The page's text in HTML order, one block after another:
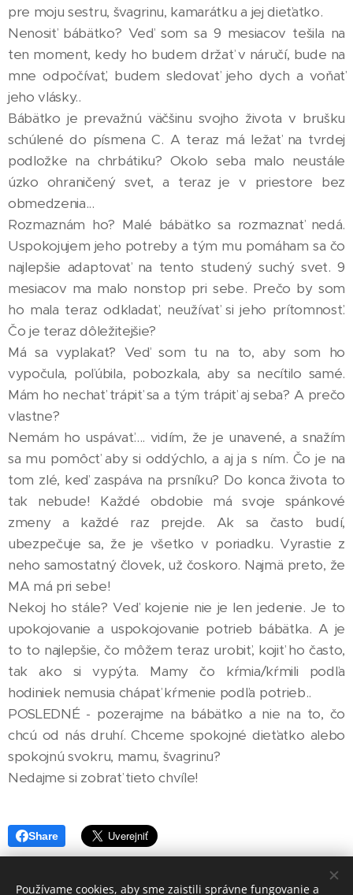
pre moju sestru, švagrinu, kamarátku a jej dieťatko.
Nenosiť bábätko? Veď som sa 9 mesiacov tešila na
ten moment, kedy ho budem držať v náručí, bude na
mne odpočívať, budem sledovať jeho dych a voňať
jeho vlásky..
Bábätko je prevažnú väčšinu svojho života v brušku
schúlené do písmena C. A teraz má ležať na tvrdej
podložke na chrbátiku? Okolo seba malo neustále
úzko ohraničený svet, a teraz je v priestore bez
obmedzenia...
Rozmaznám ho? Malé bábätko sa rozmaznať nedá.
Uspokojujem jeho potreby a tým mu pomáham sa čo
najlepšie adaptovať na tento studený suchý svet. 9
mesiacov ma malo nonstop pri sebe. Prečo by som
ho mala teraz odkladať, neužívať si jeho prítomnosť.
Čo je teraz dôležitejšie?
Má sa vyplakať? Veď som tu na to, aby som ho
vypočula, poľúbila, pobozkala, aby sa necítilo samé.
Mám ho nechať trápiť sa a tým trápiť aj seba? A prečo
vlastne?
Nemám ho uspávať.... vidím, že je unavené, a snažím
sa mu pomôcť aby si oddýchlo, a aj ja s ním. Čo je na
tom zlé, keď zaspáva na prsníku? Do konca života to
tak nebude! Každé obdobie má svoje spánkové
zmeny a každé raz prejde. Ak sa často budí,
ubezpečuje sa, že je všetko v poriadku. Vyrastie z
neho samostatný človek, už čoskoro. Najmä preto, že
MA má pri sebe!
Nekoj ho stále? Veď kojenie nie je len jedenie. Je to
upokojovanie a uspokojovanie potrieb bábätka. A je
to to najlepšie, čo môžem teraz urobiť, kojiť ho často,
tak ako si vypýta. Mamy čo kŕmia/kŕmili podľa
hodiniek nemusia chápať kŕmenie podľa potrieb..
POSLEDNÉ - pozerajme na bábätko a nie na to, čo
chcú od nás druhí. Chceme spokojné dieťatko alebo
spokojnú svokru, mamu, švagrinu?
Nedajme si zobrať tieto chvíle!
Share
Používame cookies, aby sme zaistili správne fungovanie a